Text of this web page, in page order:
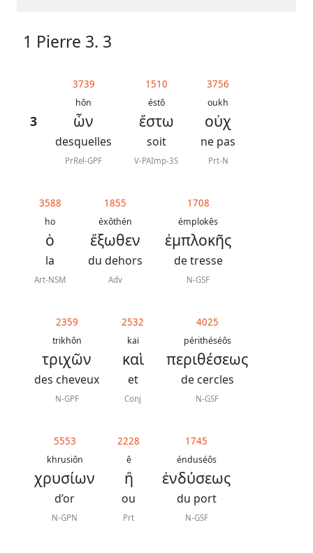
1 Pierre 3. 3
3
3739
hôn
ὧν
desquelles
PrRel-GPF
1510
éstô
ἔστω
soit
V-PAImp-3S
3756
oukh
οὐχ
ne pas
Prt-N
3588
ho
ὁ
la
Art-NSM
1855
éxôthén
ἔξωθεν
du dehors
Adv
1708
émplokês
ἐμπλοκῆς
de tresse
N-GSF
2359
trikhôn
τριχῶν
des cheveux
N-GPF
2532
kaï
καὶ
et
Conj
4025
périthéséôs
περιθέσεως
de cercles
N-GSF
5553
khrusiôn
χρυσίων
d’or
N-GPN
2228
ê
ἢ
ou
Prt
1745
énduséôs
ἐνδύσεως
du port
N-GSF
Abréviations
grammaticales
chapitre
Traduction
révisée